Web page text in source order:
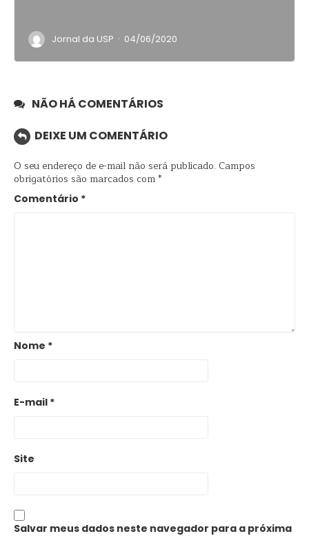
Jornal da USP · 04/06/2020
NÃO HÁ COMENTÁRIOS
DEIXE UM COMENTÁRIO
O seu endereço de e-mail não será publicado. Campos
obrigatórios são marcados com*
Comentário *
Nome *
E-mail *
Site
Salvar meus dados neste navegador para a próxima